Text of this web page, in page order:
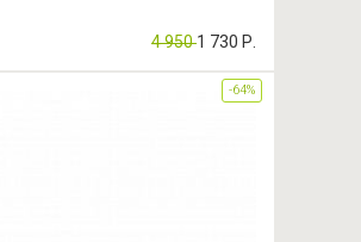
4 9501 730 Р.
-64%